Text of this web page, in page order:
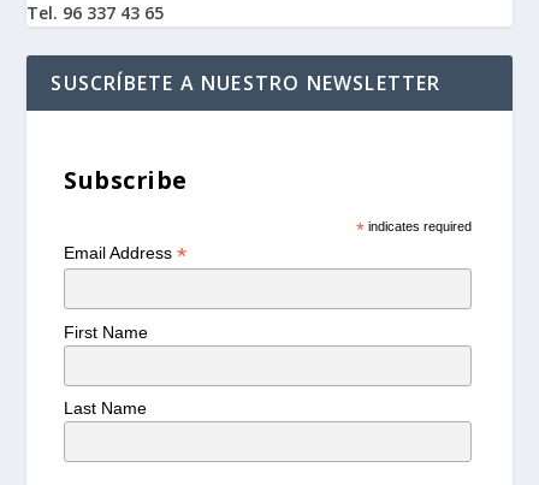
Tel. 96 337 43 65
SUSCRÍBETE A NUESTRO NEWSLETTER
Subscribe
*indicates required
Email Address*
First Name
Last Name